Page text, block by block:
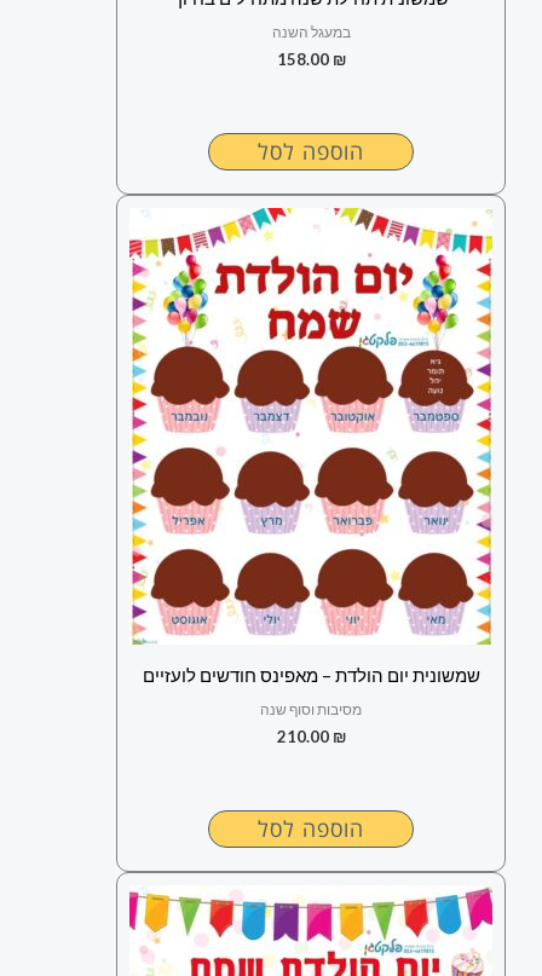
במעגל השנה
158.00 ₪
הוספה לסל
שמשונית יום הולדת – מאפינס חודשים לועזיים
מסיבות וסוף שנה
210.00 ₪
הוספה לסל